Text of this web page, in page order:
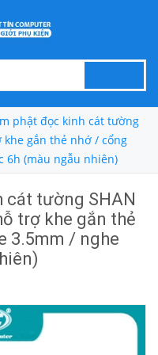
phật đọc kinh cát tường
khe gắn thẻ nhớ / cổng
6h (màu ngẫu nhiên)
cát tường SHAN
trợ khe gắn thẻ
3.5mm / nghe